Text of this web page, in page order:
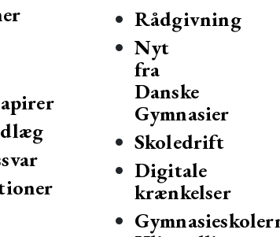
kurser i Danmark.
Rådgivning
Nyt
fra
Danske
Gymnasier
Skoledrift
Digitale
krænkelser